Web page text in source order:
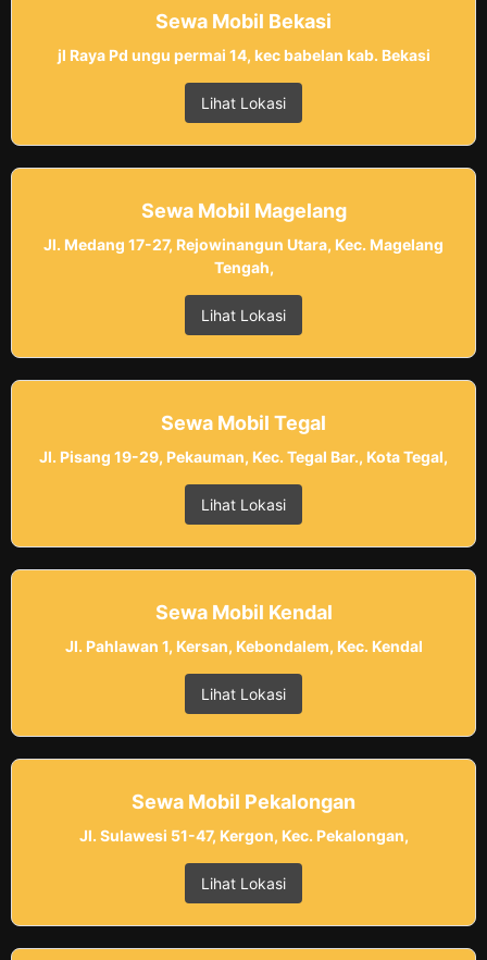
Sewa Mobil Bekasi
jl Raya Pd ungu permai 14, kec babelan kab. Bekasi
Lihat Lokasi
Sewa Mobil Magelang
Jl. Medang 17-27, Rejowinangun Utara, Kec. Magelang
Tengah,
Lihat Lokasi
Sewa Mobil Tegal
Jl. Pisang 19-29, Pekauman, Kec. Tegal Bar., Kota Tegal,
Lihat Lokasi
Sewa Mobil Kendal
Jl. Pahlawan 1, Kersan, Kebondalem, Kec. Kendal
Lihat Lokasi
Sewa Mobil Pekalongan
Jl. Sulawesi 51-47, Kergon, Kec. Pekalongan,
Lihat Lokasi